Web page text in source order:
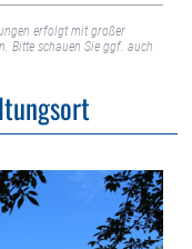
erfolgt mit großer
Bitte schauen Sie ggf. auch